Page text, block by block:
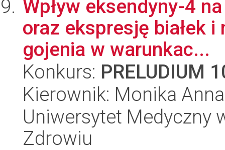
Wpływ eksendyny-4
oraz ekspresję białek
gojenia w warunkac...
Konkurs: PRELUDIUM
Kierownik: Monika
Uniwersytet Medyczny
Zdrowiu